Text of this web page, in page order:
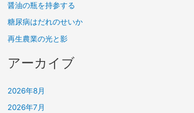
醤油の瓶を持参する
糖尿病はだれのせいか
再生農業の光と影
アーカイブ
2026年8月
2026年7月